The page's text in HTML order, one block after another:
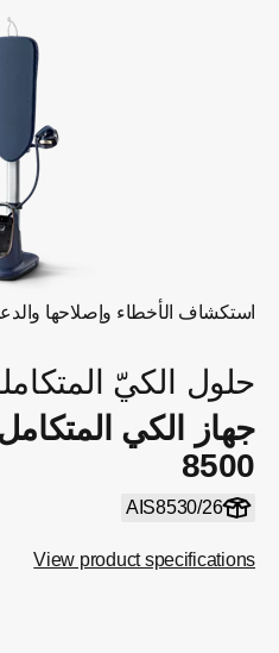
استكشاف الأخطاء وإصلاحها والدعم
حلول الكيّ
جهاز الكي
8500
AIS8530/26
View product specifications